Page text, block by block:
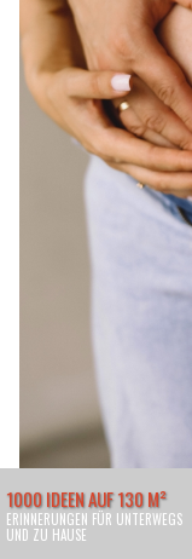
24.04.26 VON
Auch in der Schweiz